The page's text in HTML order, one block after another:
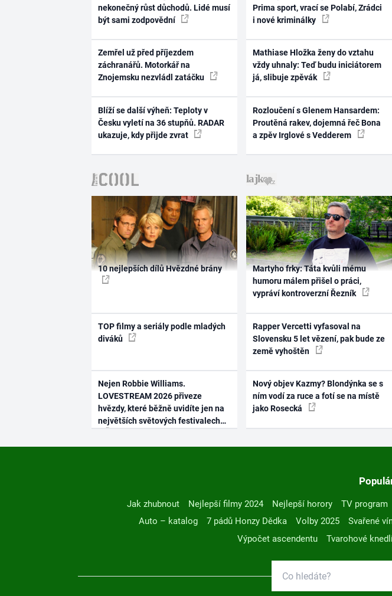
nekonečný růst důchodů. Lidé musí
být sami zodpovědní
Zemřel už před příjezdem
záchranářů. Motorkář na
Znojemsku nezvládl zatáčku
Blíží se další výheň: Teploty v
Česku vyletí na 36 stupňů. RADAR
ukazuje, kdy přijde zvrat
Prima sport, vrací se Polabí, Zrádci
i nové kriminálky
Mathiase Hložka ženy do vztahu
vždy uhnaly: Teď budu iniciátorem
já, slibuje zpěvák
Rozloučení s Glenem Hansardem:
Proutěná rakev, dojemná řeč Bona
a zpěv Irglové s Vedderem
10 nejlepších dílů Hvězdné brány
TOP filmy a seriály podle mladých
diváků
Nejen Robbie Williams.
LOVESTREAM 2026 přiveze
hvězdy, které běžně uvidíte jen na
největších světových festivalech
Martyho frky: Táta kvůli mému
humoru málem přišel o práci,
vypráví kontroverzní Řezník
Rapper Vercetti vyfasoval na
Slovensku 5 let vězení, pak bude ze
země vyhoštěn
Nový objev Kazmy? Blondýnka se s
ním vodí za ruce a fotí se na místě
jako Rosecká
Jak zhubnout Nejlepší filmy 2024 Nejlepší horory TV program
Auto – katalog
7 pádů Honzy Dědka Volby 2025 Svařené
Výpočet ascendentu
Tvarohové